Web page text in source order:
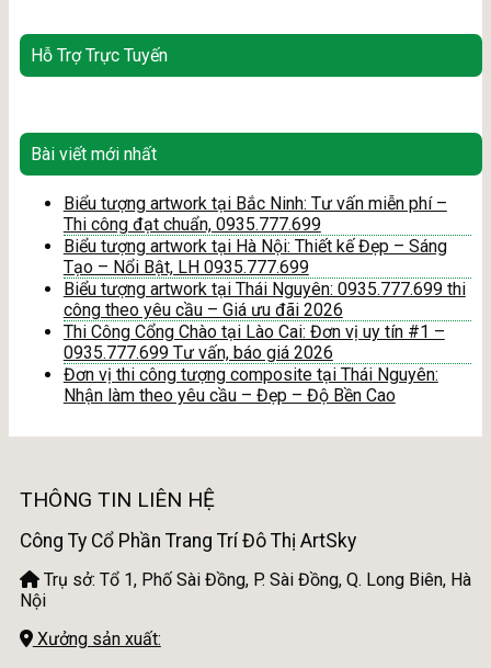
Hỗ Trợ Trực Tuyến
Bài viết mới nhất
Biểu tượng artwork tại Bắc Ninh: Tư vấn miễn phí –
Thi công đạt chuẩn, 0935.777.699
Biểu tượng artwork tại Hà Nội: Thiết kế Đẹp – Sáng
Tạo – Nổi Bật, LH 0935.777.699
Biểu tượng artwork tại Thái Nguyên: 0935.777.699 thi
công theo yêu cầu – Giá ưu đãi 2026
Thi Công Cổng Chào tại Lào Cai: Đơn vị uy tín #1 –
0935.777.699 Tư vấn, báo giá 2026
Đơn vị thi công tượng composite tại Thái Nguyên:
Nhận làm theo yêu cầu – Đẹp – Độ Bền Cao
THÔNG TIN LIÊN HỆ
Công Ty Cổ Phần Trang Trí Đô Thị ArtSky
Trụ sở: Tổ 1, Phố Sài Đồng, P. Sài Đồng, Q. Long Biên, Hà
Nội
Xưởng sản xuất: